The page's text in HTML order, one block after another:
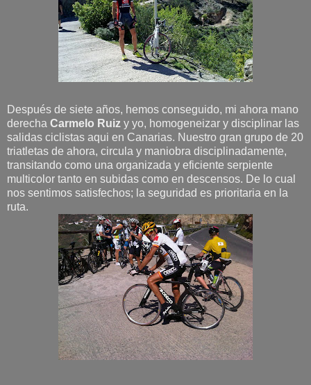
Después de siete años, hemos conseguido, mi ahora mano
derecha Carmelo Ruiz y yo, homogeneizar y disciplinar las
salidas ciclistas aqui en Canarias. Nuestro gran grupo de 20
triatletas de ahora, circula y maniobra disciplinadamente,
transitando como una organizada y eficiente serpiente
multicolor tanto en subidas como en descensos. De lo cual
nos sentimos satisfechos; la seguridad es prioritaria en la
ruta.